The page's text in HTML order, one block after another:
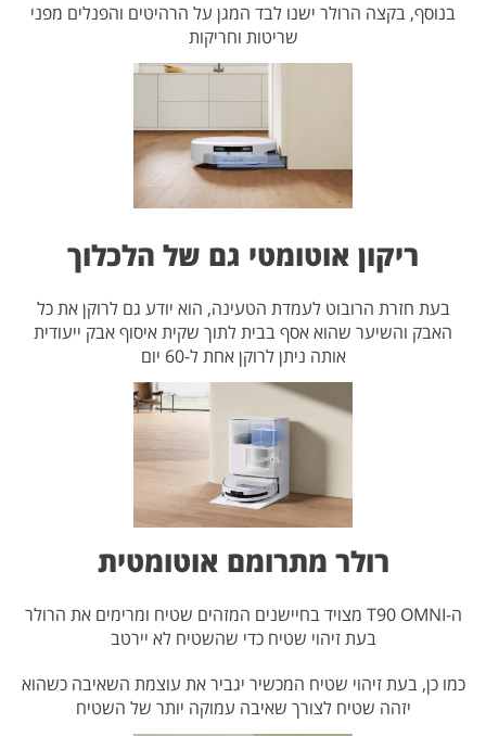
בנוסף, בקצה הרולר ישנו לבד המגן על הרהיטים והפנלים מפני
שריטות וחריקות
ריקון אוטומטי גם של הלכלוך
בעת חזרת הרובוט לעמדת הטעינה, הוא יודע גם לרוקן את כל
האבק והשיער שהוא אסף בבית לתוך שקית איסוף אבק ייעודית
אותה ניתן לרוקן אחת ל-60 יום
רולר מתרומם אוטומטית
ה-T90 OMNI מצויד בחיישנים המזהים שטיח ומרימים את הרולר
בעת זיהוי שטיח כדי שהשטיח לא יירטב
כמו כן, בעת זיהוי שטיח המכשיר יגביר את עוצמת השאיבה כשהוא
יזהה שטיח לצורך שאיבה עמוקה יותר של השטיח